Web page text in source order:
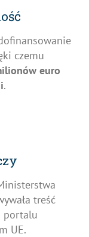
czemu
euro
.
treść
portalu
UE.